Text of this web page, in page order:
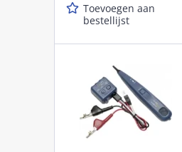
Toevoegen aan
bestellijst